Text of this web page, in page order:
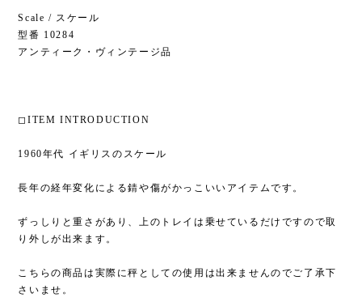
Scale / スケール
型番 10284
アンティーク・ヴィンテージ品
◻︎ITEM INTRODUCTION
1960年代 イギリスのスケール
長年の経年変化による錆や傷がかっこいいアイテムです。
ずっしりと重さがあり、上のトレイは乗せているだけですので取
り外しが出来ます。
こちらの商品は実際に秤としての使用は出来ませんのでご了承下
さいませ。